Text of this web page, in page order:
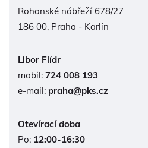
Rohanské nábřeží 678/27
186 00, Praha - Karlín
Libor Flídr
mobil: 724 008 193
e-mail: praha@pks.cz
Otevírací doba
Po: 12:00-16:30